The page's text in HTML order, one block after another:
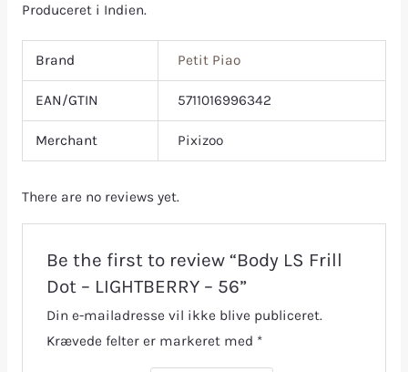
Produceret i Indien.
Brand Petit Piao
EAN/GTIN 5711016996342
Merchant Pixizoo
There are no reviews yet.
Be the first to review “Body LS Frill
Dot – LIGHTBERRY – 56”
Din e-mailadresse vil ikke blive publiceret.
Krævede felter er markeret med *